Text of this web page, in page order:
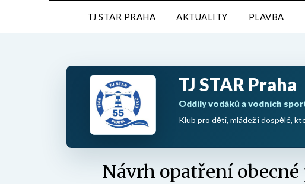
TJ STAR PRAHA AKTUALITY PLAVBA
TJ STAR Praha
Oddíly vodáků a vodních
Klub pro děti, mládež i dospělé,
Návrh opatření obecné